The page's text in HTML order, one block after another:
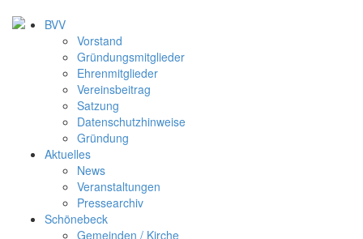
BVV
Vorstand
Gründungsmitglieder
Ehrenmitglieder
Vereinsbeitrag
Satzung
Datenschutzhinweise
Gründung
Aktuelles
News
Veranstaltungen
Pressearchiv
Schönebeck
Gemeinden / Kirche